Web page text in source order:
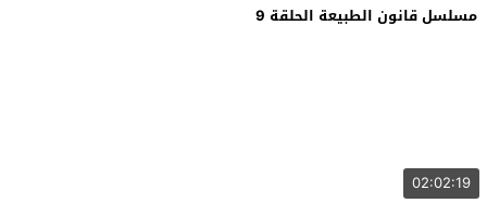
مسلسل قانون الطبيعة الحلقة 9
02:02:19